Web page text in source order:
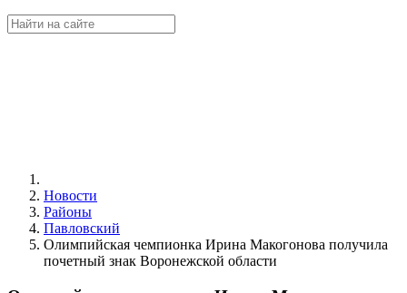
Новости
Районы
Павловский
Олимпийская чемпионка Ирина Макогонова получила
почетный знак Воронежской области